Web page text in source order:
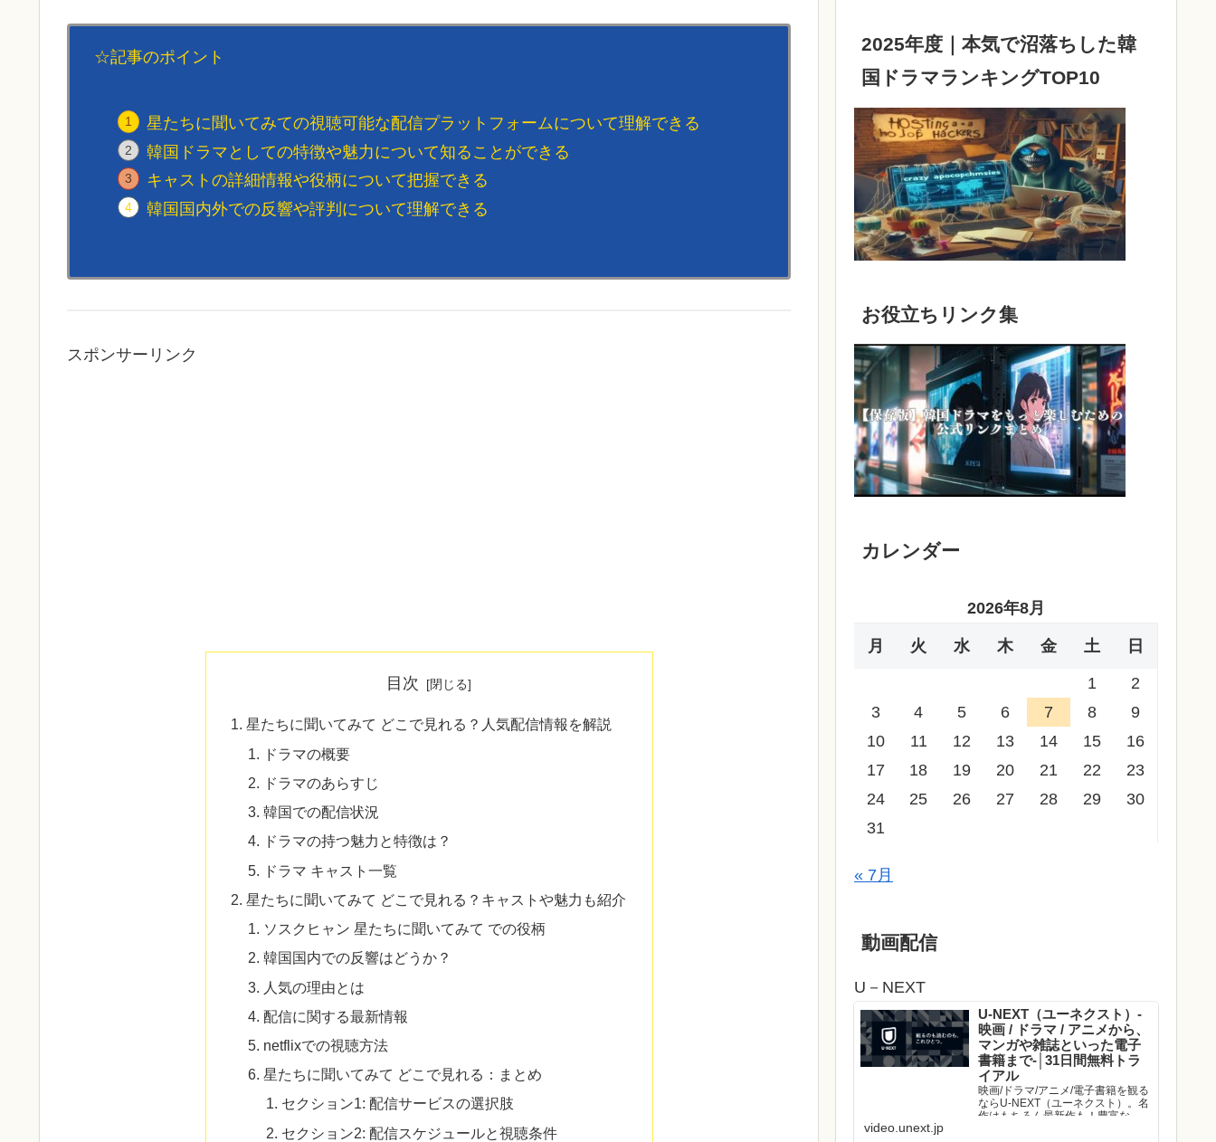
☆記事のポイント
星たちに聞いてみての視聴可能な配信プラットフォームについて理解できる
韓国ドラマとしての特徴や魅力について知ることができる
キャストの詳細情報や役柄について把握できる
韓国国内外での反響や評判について理解できる
スポンサーリンク
目次
星たちに聞いてみて どこで見れる？人気配信情報を解説
ドラマの概要
ドラマのあらすじ
韓国での配信状況
ドラマの持つ魅力と特徴は？
ドラマ キャスト一覧
星たちに聞いてみて どこで見れる？キャストや魅力も紹介
ソスクヒャン 星たちに聞いてみて での役柄
韓国国内での反響はどうか？
人気の理由とは
配信に関する最新情報
netflixでの視聴方法
星たちに聞いてみて どこで見れる：まとめ
セクション1: 配信サービスの選択肢
セクション2: 配信スケジュールと視聴条件
2025年度｜本気で沼落ちした韓
国ドラマランキングTOP10
お役立ちリンク集
カレンダー
2026年8月
月 火 水 木 金 土 日
1
2
3
4 5 6 7 8
9
10
11 12 13 14 15
16
17
18 19 20 21 22
23
24
25 26 27 28 29
30
31
« 7月
動画配信
U－NEXT
U-NEXT（ユーネクスト）-
映画 / ドラマ / アニメから、
マンガや雑誌といった電子
書籍まで-│31日間無料トラ
イアル
映画/ドラマ/アニメ/電子書籍を観る
ならU-NEXT（ユーネクスト）。名
作はもちろん最新作も！豊富な作
video.unext.jp